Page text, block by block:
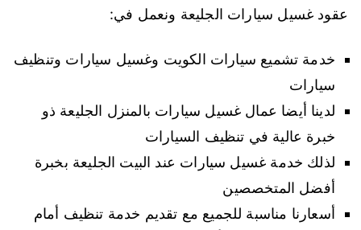
عقود غسيل سيارات الجليعة ونعمل في:
خدمة تشميع سيارات الكويت وغسيل سيارات وتنظيف
سيارات
لدينا أيضا عمال غسيل سيارات بالمنزل الجليعة ذو
خبرة عالية في تنظيف السيارات
لذلك خدمة غسيل سيارات عند البيت الجليعة بخبرة
أفضل المتخصصين
أسعارنا مناسبة للجميع مع تقديم خدمة تنظيف أمام